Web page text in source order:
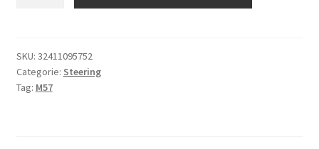
aantal
SKU: 32411095752
Categorie: Steering
Tag: M57